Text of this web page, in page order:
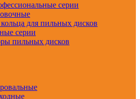
серии
для пильных дисков
серии
пильных дисков